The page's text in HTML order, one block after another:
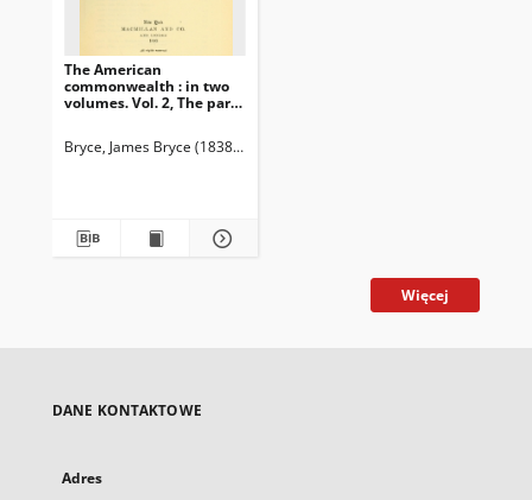
The American
commonwealth : in two
volumes. Vol. 2, The part
reflections, social
Bryce, James Bryce (1838-1922)
Więcej
DANE KONTAKTOWE
Adres